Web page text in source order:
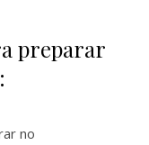
preparar
no